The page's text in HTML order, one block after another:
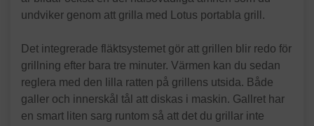
undviker genom att grilla med Lotus portabla grill.
Det integrerade fläktsystemet gör att grillen blir redo för
grillning efter bara tre minuter. Värmen kan du sedan
reglera med den lilla ratten på grillens utsida. Både
galler och innerskål tål att diskas i maskin. Gallret har
en smart liten sarg runtom så att det du grillar inte